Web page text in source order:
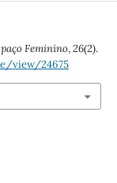
Feminino,26(2).
view/24675